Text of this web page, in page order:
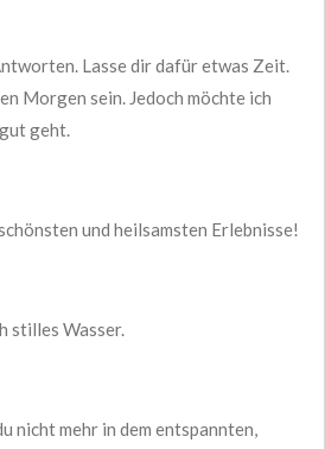
Lasse dir dafür etwas Zeit.
Morgen sein. Jedoch möchte ich
geht.
und heilsamsten Erlebnisse!
stilles Wasser.
nicht mehr in dem entspannten,